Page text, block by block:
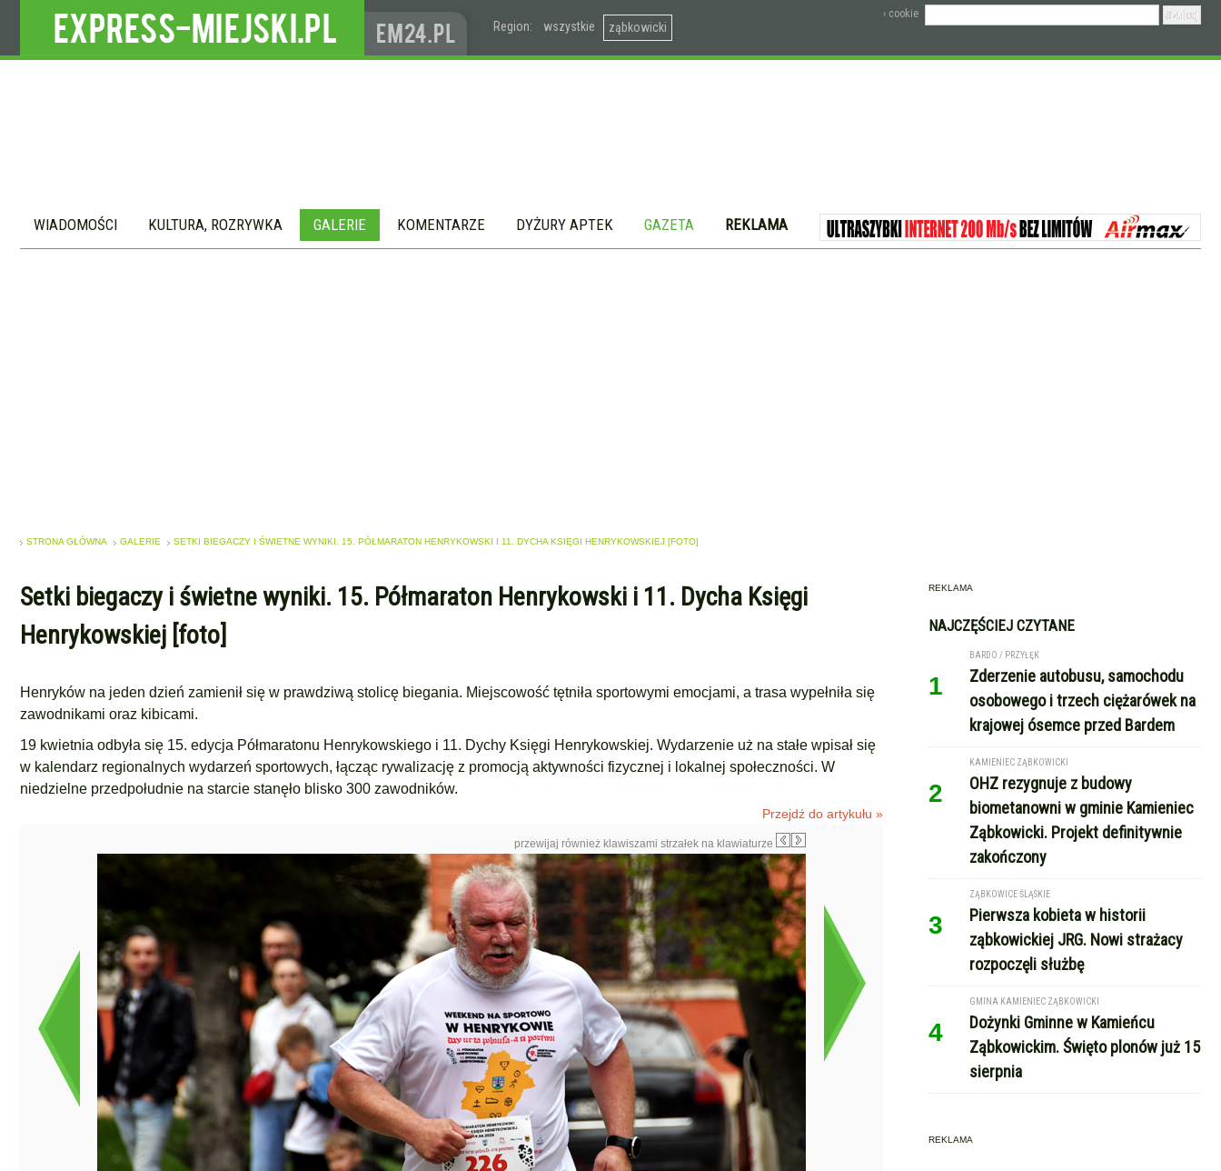
Region: wszystkie ząbkowicki
› cookie
WIADOMOŚCI KULTURA, ROZRYWKA GALERIE KOMENTARZE DYŻURY APTEK GAZETA REKLAMA
STRONA GŁÓWNA GALERIE SETKI BIEGACZY I ŚWIETNE WYNIKI. 15. PÓŁMARATON HENRYKOWSKI I 11. DYCHA KSIĘGI HENRYKOWSKIEJ [FOTO]
Setki biegaczy i świetne wyniki. 15. Półmaraton Henrykowski i 11. Dycha Księgi
Henrykowskiej [foto]
Henryków na jeden dzień zamienił się w prawdziwą stolicę biegania. Miejscowość tętniła sportowymi emocjami, a trasa wypełniła się
zawodnikami oraz kibicami.
19 kwietnia odbyła się 15. edycja Półmaratonu Henrykowskiego i 11. Dychy Księgi Henrykowskiej. Wydarzenie uż na stałe wpisał się
w kalendarz regionalnych wydarzeń sportowych, łącząc rywalizację z promocją aktywności fizycznej i lokalnej społeczności. W
niedzielne przedpołudnie na starcie stanęło blisko 300 zawodników.
Przejdź do artykułu »
przewijaj również klawiszami strzałek na klawiaturze
REKLAMA
NAJCZĘŚCIEJ CZYTANE
1
BARDO / PRZYŁĘK
Zderzenie autobusu, samochodu
osobowego i trzech ciężarówek na
krajowej ósemce przed Bardem
2
KAMIENIEC ZĄBKOWICKI
OHZ rezygnuje z budowy
biometanowni w gminie Kamieniec
Ząbkowicki. Projekt definitywnie
zakończony
3
ZĄBKOWICE ŚLĄSKIE
Pierwsza kobieta w historii
ząbkowickiej JRG. Nowi strażacy
rozpoczęli służbę
4
GMINA KAMIENIEC ZĄBKOWICKI
Dożynki Gminne w Kamieńcu
Ząbkowickim. Święto plonów już 15
sierpnia
REKLAMA